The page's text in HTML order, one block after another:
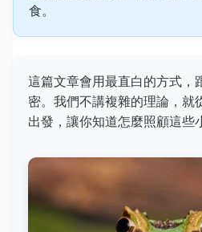
食。
這篇文章會用最直白的方式，
密。我們不講複雜的理論，就
出發，讓你知道怎麼照顧這些